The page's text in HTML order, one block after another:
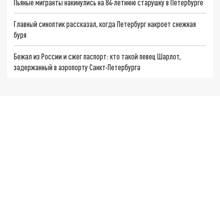
Пьяные мигранты накинулись на 84-летнюю старушку в Петербурге
Главный синоптик рассказал, когда Петербург накроет снежная
буря
Бежал из России и сжег паспорт: кто такой певец Шарлот,
задержанный в аэропорту Санкт-Петербурга